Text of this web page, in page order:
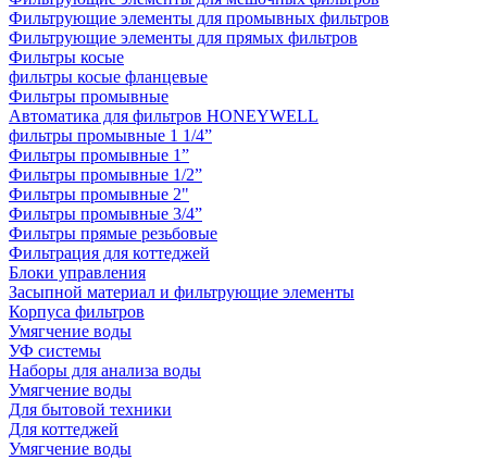
Фильтрующие элементы для промывных фильтров
Фильтрующие элементы для прямых фильтров
Фильтры косые
фильтры косые фланцевые
Фильтры промывные
Автоматика для фильтров HONEYWELL
фильтры промывные 1 1/4”
Фильтры промывные 1”
Фильтры промывные 1/2”
Фильтры промывные 2"
Фильтры промывные 3/4”
Фильтры прямые резьбовые
Фильтрация для коттеджей
Блоки управления
Засыпной материал и фильтрующие элементы
Корпуса фильтров
Умягчение воды
УФ системы
Наборы для анализа воды
Умягчение воды
Для бытовой техники
Для коттеджей
Умягчение воды